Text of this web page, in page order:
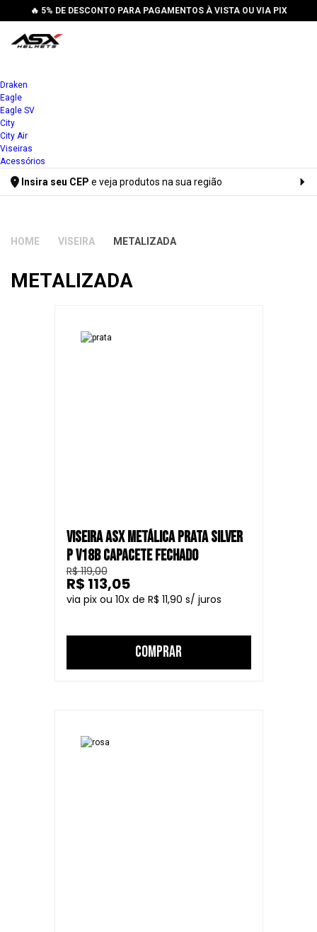
🔥 5% DE DESCONTO PARA PAGAMENTOS À VISTA OU VIA PIX
Draken
Eagle
Eagle SV
City
City Air
Viseiras
Acessórios
Insira seu CEP e veja produtos na sua região
VISEIRA METALIZADA
METALIZADA
VISEIRA ASX METÁLICA PRATA SILVER
P V18B CAPACETE FECHADO
R$ 119,00
10
R$ 11,90
R$ 113,05
COMPRAR